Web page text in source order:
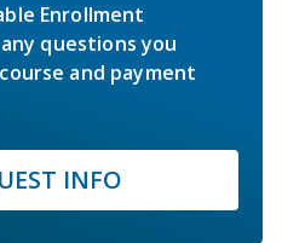
Enrollment
questions you
and payment
INFO